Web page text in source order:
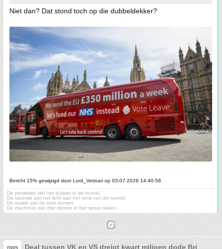
Niet dan? Dat stond toch op die dubbeldekker?
Bericht 15% gewijzigd door Lord_Vetinari op 03-07-2026 14:40:58
De pessimist ziet het duister in de tunnel
De optimist ziet het licht aan het eind van de tunnel
De realist ziet de trein komen
De machinist ziet drie idioten in het spoor staan....
nws Deal tussen VK en VS dreigt kwart miljoen dode Britten te